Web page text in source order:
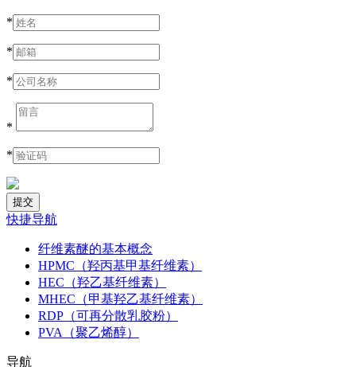
*
*
*
*
*
快捷导航
纤维素醚的基本概念
HPMC（羟丙基甲基纤维素）
HEC（羟乙基纤维素）
MHEC（甲基羟乙基纤维素）
RDP（可再分散乳胶粉）
PVA（聚乙烯醇）
导航